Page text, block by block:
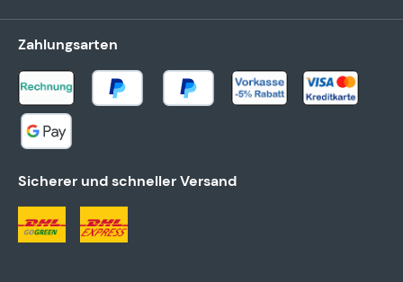
Zahlungsarten
Sicherer und schneller Versand